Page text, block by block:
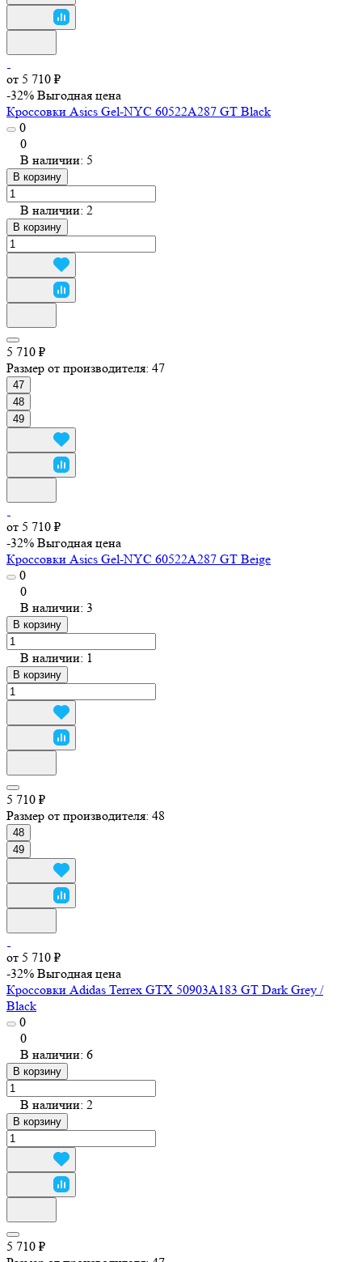
от 5 710 ₽
-32% Выгодная цена
Кроссовки Asics Gel-NYC 60522A287 GT Black
0
0
В наличии: 5
В корзину
В наличии: 2
В корзину
5 710 ₽
Размер от производителя: 47
47
48
49
от 5 710 ₽
-32% Выгодная цена
Кроссовки Asics Gel-NYC 60522A287 GT Beige
0
0
В наличии: 3
В корзину
В наличии: 1
В корзину
5 710 ₽
Размер от производителя: 48
48
49
от 5 710 ₽
-32% Выгодная цена
Кроссовки Adidas Terrex GTX 50903A183 GT Dark Grey /
Black
0
0
В наличии: 6
В корзину
В наличии: 2
В корзину
5 710 ₽